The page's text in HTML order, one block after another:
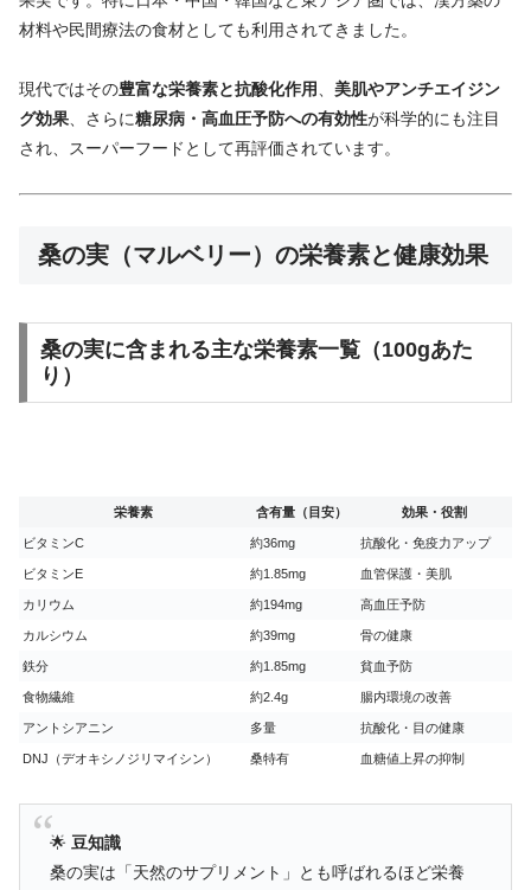
材料や民間療法の食材としても利用されてきました。
現代ではその豊富な栄養素と抗酸化作用、 美肌やアンチエイジン
グ効果、さらに糖尿病・高血圧予防への有効性が科学的にも注目
され、スーパーフードとして再評価されています。
桑の実（マルベリー）の栄養素と健康効果
桑の実に含まれる主な栄養素一覧（100gあた
り）
栄養素 含有量（目安） 効果・役割
ビタミンC 約36mg 抗酸化・免疫力アップ
ビタミンE 約1.85mg 血管保護・美肌
カリウム 約194mg 高血圧予防
カルシウム 約39mg 骨の健康
鉄分 約1.85mg 貧血予防
食物繊維 約2.4g 腸内環境の改善
アントシアニン 多量 抗酸化・目の健康
DNJ（デオキシノジリマイシン） 桑特有 血糖値上昇の抑制
🌟 豆知識
桑の実は「天然のサプリメント」とも呼ばれるほど栄養